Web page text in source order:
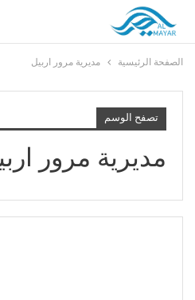
الصفحة الرئيسية مديرية مرور اربيل
تصفح الوسم
مديرية مرور